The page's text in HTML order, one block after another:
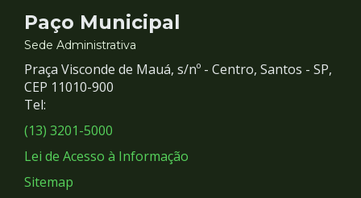
Contato
e
Redes
Sociais
Paço Municipal
Sede Administrativa
Praça Visconde de Mauá, s/nº - Centro, Santos - SP,
CEP 11010-900
Tel:
(13) 3201-5000
Lei de Acesso à Informação
Sitemap